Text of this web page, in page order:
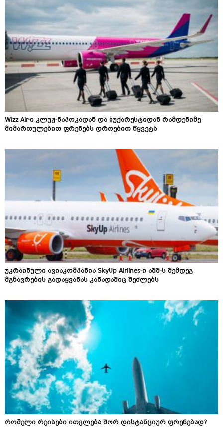
Wizz Air-ი კლუჟ-ნაპოკადან და ბუქარესტიდან რამდენიმე
მიმართულებით ფრენებს დროებით წყვეტს
უკრაინული ავიაკომპანია SkyUp Airlines-ი აშშ-ს შემდეგ
მგზავრების გადაყვანას კანადაშიც შეძლებს
რომელი რეისები ითვლება შორ დისტანციურ ფრენებად?